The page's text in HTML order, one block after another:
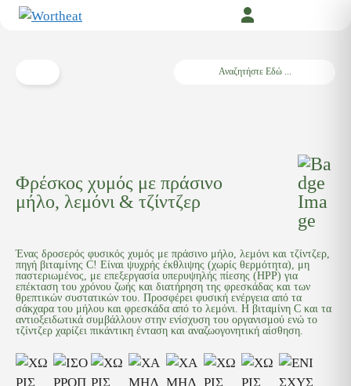
Μετάβαση
Search
Φρέσκος χυμός με πράσινο
μήλο, λεμόνι & τζίντζερ
Ένας δροσερός φυσικός χυμός με πράσινο μήλο, λεμόνι και τζίντζερ,
πηγή βιταμίνης C! Είναι ψυχρής έκθλιψης (χωρίς θερμότητα), μη
παστεριωμένος, με επεξεργασία υπερυψηλής πίεσης (HPP) για
επέκταση του χρόνου ζωής και διατήρηση της φρεσκάδας και των
θρεπτικών συστατικών του. Προσφέρει φυσική ενέργεια από τα
σάκχαρα του μήλου και φρεσκάδα από το λεμόνι. Η βιταμίνη C και τα
αντιοξειδωτικά συμβάλλουν στην ενίσχυση του οργανισμού ενώ το
τζίντζερ χαρίζει πικάντικη ένταση και αναζωογονητική αίσθηση.